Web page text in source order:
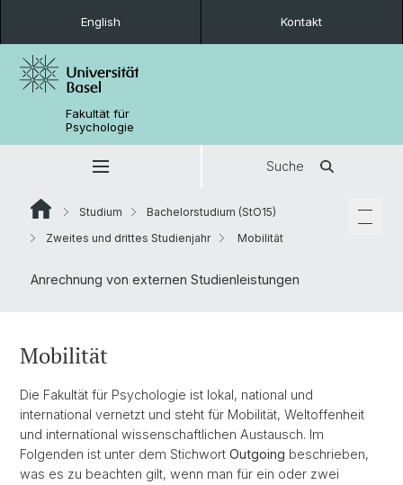
English Kontakt
Fakultät für
Psychologie
Suche
Studium
Bachelorstudium (StO15)
Zweites und drittes Studienjahr
Mobilität
Anrechnung von externen Studienleistungen
Mobilität
Die Fakultät für Psychologie ist lokal, national und
international vernetzt und steht für Mobilität, Weltoffenheit
und international wissenschaftlichen Austausch. Im
Folgenden ist unter dem Stichwort Outgoing beschrieben,
was es zu beachten gilt, wenn man für ein oder zwei